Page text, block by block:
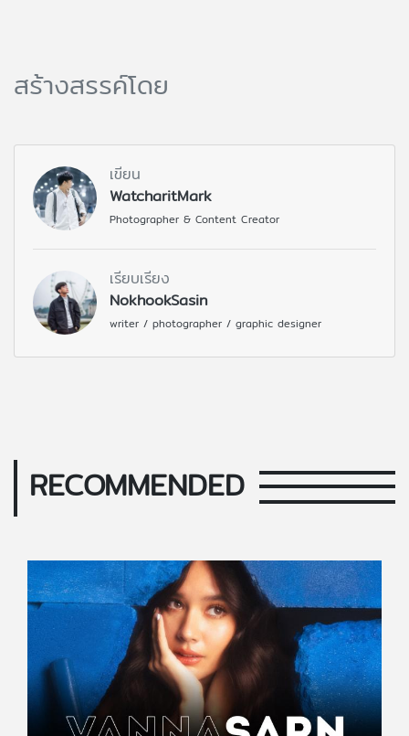
สร้างสรรค์โดย
เขียน
WatcharitMark
Photographer & Content Creator
เรียบเรียง
NokhookSasin
writer / photographer / graphic designer
RECOMMENDED